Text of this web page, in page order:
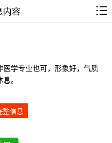
内容
学专业也可，形象好，气质
。
整信息